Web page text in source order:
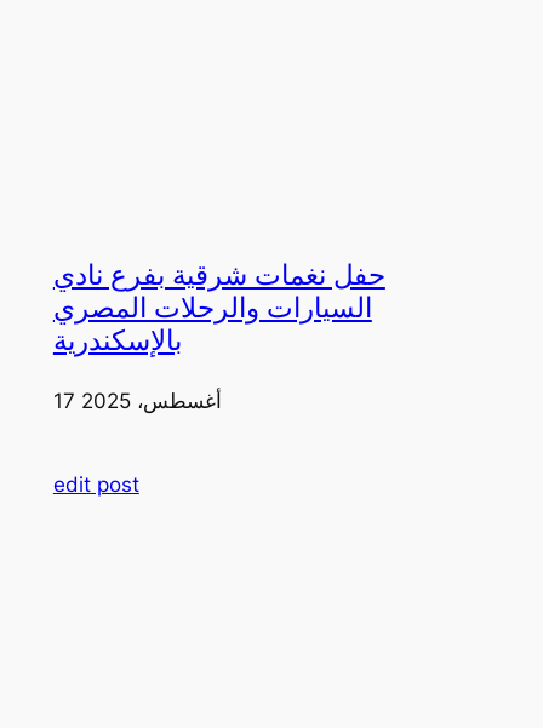
حفل نغمات شرقية بفرع نادي
السيارات والرحلات المصري
بالإسكندرية
17 أغسطس، 2025
edit post